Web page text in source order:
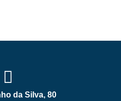
da Silva, 80